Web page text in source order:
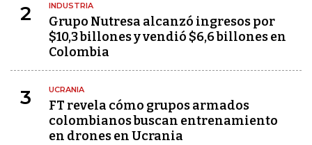
2 INDUSTRIA
Grupo Nutresa alcanzó ingresos por
$10,3 billones y vendió $6,6 billones en
Colombia
3 UCRANIA
FT revela cómo grupos armados
colombianos buscan entrenamiento
en drones en Ucrania